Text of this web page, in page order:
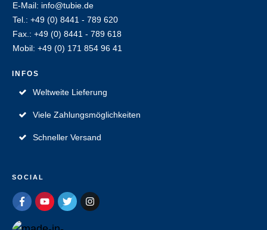
E-Mail: info@tubie.de
Tel.: +49 (0) 8441 - 789 620
Fax.: +49 (0) 8441 - 789 618
Mobil: +49 (0) 171 854 96 41
INFOS
Weltweite Lieferung
Viele Zahlungsmöglichkeiten
Schneller Versand
SOCIAL